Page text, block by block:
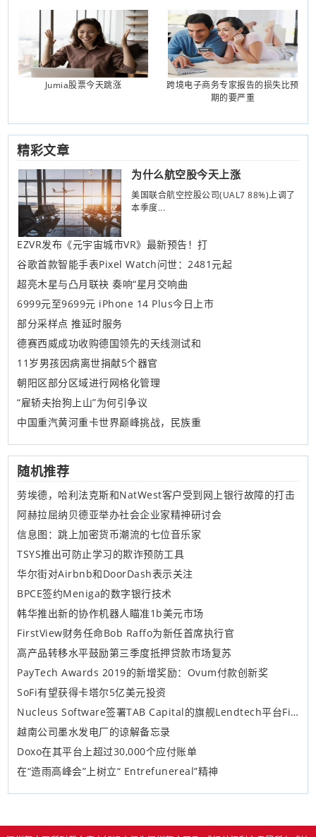
Jumia股票今天跳涨
跨境电子商务专家报告的损失比预
期的要严重
精彩文章
为什么航空股今天上涨
美国联合航空控股公司(UAL7 88%)上调了
本季度...
EZVR发布《元宇宙城市VR》最新预告！打
谷歌首款智能手表Pixel Watch问世：2481元起
超亮木星与凸月联袂 奏响“星月交响曲
6999元至9699元 iPhone 14 Plus今日上市
部分采样点 推延时服务
德赛西威成功收购德国领先的天线测试和
11岁男孩因病离世捐献5个器官
朝阳区部分区域进行网格化管理
“雇轿夫抬狗上山”为何引争议
中国重汽黄河重卡世界巅峰挑战，民族重
随机推荐
劳埃德，哈利法克斯和NatWest客户受到网上银行故障的打击
阿赫拉屈纳贝德亚举办社会企业家精神研讨会
信息图：跳上加密货币潮流的七位音乐家
TSYS推出可防止学习的欺诈预防工具
华尔街对Airbnb和DoorDash表示关注
BPCE签约Meniga的数字银行技术
韩华推出新的协作机器人瞄准1b美元市场
FirstView财务任命Bob Raffo为新任首席执行官
高产品转移水平鼓励第三季度抵押贷款市场复苏
PayTech Awards 2019的新增奖励：Ovum付款创新奖
SoFi有望获得卡塔尔5亿美元投资
Nucleus Software签署TAB Capital的旗舰Lendtech平台FinnOne Neo Cloud
越南公司墨水发电厂的谅解备忘录
Doxo在其平台上超过30,000个应付账单
在“造雨高峰会”上树立“ Entrefunereal”精神